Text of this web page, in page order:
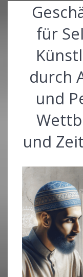
für
durch
und
und